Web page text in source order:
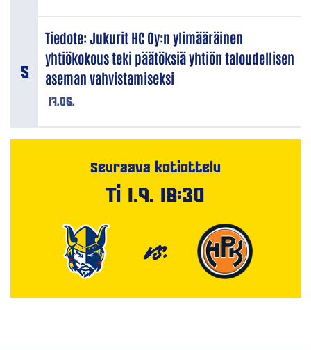
17.06.
Tiedote: Jukurit HC Oy:n ylimääräinen
yhtiökokous teki päätöksiä yhtiön taloudellisen
aseman vahvistamiseksi
Seuraava kotiottelu
Ti 1.9. 18:30
VS.